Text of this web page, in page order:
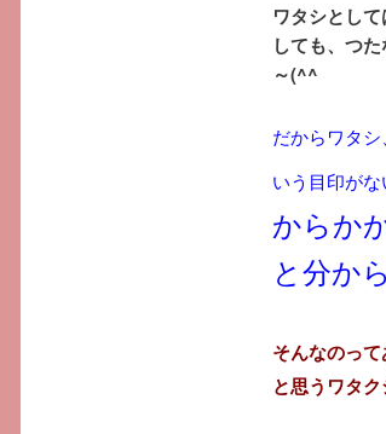
ワタシとし
しても、つ
～(^^ゞ
だからワタ
いう目印が
からか
と分か
そんなのっ
と思うワタ